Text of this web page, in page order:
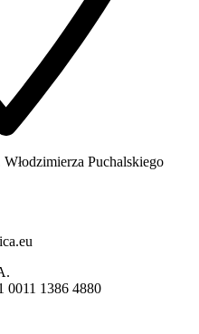
Puchalskiego
1386 4880